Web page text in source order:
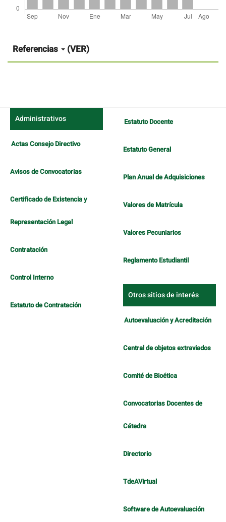
artículo
Referencias (VER)
Administrativos
Actas Consejo Directivo
Avisos de Convocatorias
Certificado de Existencia y
Representación Legal
Contratación
Control Interno
Estatuto de Contratación
Estatuto Docente
Estatuto General
Plan Anual de Adquisiciones
Valores de Matrícula
Valores Pecuniarios
Reglamento Estudiantil
Otros sitios de interés
Autoevaluación y Acreditación
Central de objetos extraviados
Comité de Bioética
Convocatorias Docentes de
Cátedra
Directorio
TdeAVirtual
Software de Autoevaluación